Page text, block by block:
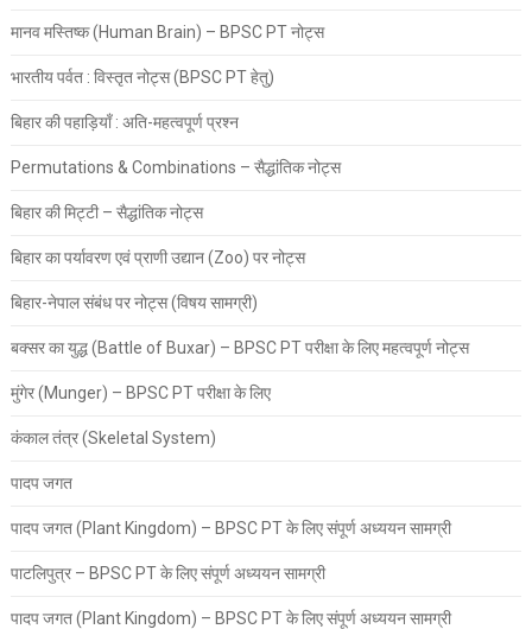
मानव मस्तिष्क (Human Brain) – BPSC PT नोट्स
भारतीय पर्वत : विस्तृत नोट्स (BPSC PT हेतु)
बिहार की पहाड़ियाँ : अति-महत्वपूर्ण प्रश्न
Permutations & Combinations – सैद्धांतिक नोट्स
बिहार की मिट्टी – सैद्धांतिक नोट्स
बिहार का पर्यावरण एवं प्राणी उद्यान (Zoo) पर नोट्स
बिहार-नेपाल संबंध पर नोट्स (विषय सामग्री)
बक्सर का युद्ध (Battle of Buxar) – BPSC PT परीक्षा के लिए महत्वपूर्ण नोट्स
मुंगेर (Munger) – BPSC PT परीक्षा के लिए
कंकाल तंत्र (Skeletal System)
पादप जगत
पादप जगत (Plant Kingdom) – BPSC PT के लिए संपूर्ण अध्ययन सामग्री
पाटलिपुत्र – BPSC PT के लिए संपूर्ण अध्ययन सामग्री
पादप जगत (Plant Kingdom) – BPSC PT के लिए संपूर्ण अध्ययन सामग्री